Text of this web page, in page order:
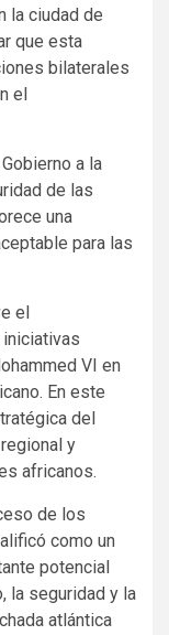
la ciudad de
que esta
bilaterales
el
a la
de las
una
para las
el
VI en
En este
del
y
africanos.
de los
como un
potencial
la seguridad y la
atlántica